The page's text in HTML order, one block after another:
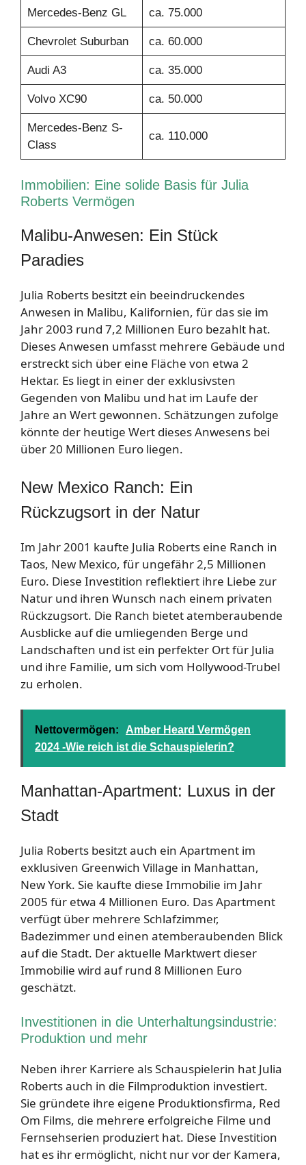
Mercedes-Benz GL ca. 75.000
Chevrolet Suburban ca. 60.000
Audi A3 ca. 35.000
Volvo XC90 ca. 50.000
Mercedes-Benz S-
Class
ca. 110.000
Immobilien: Eine solide Basis für Julia
Roberts Vermögen
Malibu-Anwesen: Ein Stück
Paradies
Julia Roberts besitzt ein beeindruckendes
Anwesen in Malibu, Kalifornien, für das sie im
Jahr 2003 rund 7,2 Millionen Euro bezahlt hat.
Dieses Anwesen umfasst mehrere Gebäude und
erstreckt sich über eine Fläche von etwa 2
Hektar. Es liegt in einer der exklusivsten
Gegenden von Malibu und hat im Laufe der
Jahre an Wert gewonnen. Schätzungen zufolge
könnte der heutige Wert dieses Anwesens bei
über 20 Millionen Euro liegen.
New Mexico Ranch: Ein
Rückzugsort in der Natur
Im Jahr 2001 kaufte Julia Roberts eine Ranch in
Taos, New Mexico, für ungefähr 2,5 Millionen
Euro. Diese Investition reflektiert ihre Liebe zur
Natur und ihren Wunsch nach einem privaten
Rückzugsort. Die Ranch bietet atemberaubende
Ausblicke auf die umliegenden Berge und
Landschaften und ist ein perfekter Ort für Julia
und ihre Familie, um sich vom Hollywood-Trubel
zu erholen.
Nettovermögen:
Amber Heard Vermögen
2024 -Wie reich ist die Schauspielerin?
Manhattan-Apartment: Luxus in der
Stadt
Julia Roberts besitzt auch ein Apartment im
exklusiven Greenwich Village in Manhattan,
New York. Sie kaufte diese Immobilie im Jahr
2005 für etwa 4 Millionen Euro. Das Apartment
verfügt über mehrere Schlafzimmer,
Badezimmer und einen atemberaubenden Blick
auf die Stadt. Der aktuelle Marktwert dieser
Immobilie wird auf rund 8 Millionen Euro
geschätzt.
Investitionen in die Unterhaltungsindustrie:
Produktion und mehr
Neben ihrer Karriere als Schauspielerin hat Julia
Roberts auch in die Filmproduktion investiert.
Sie gründete ihre eigene Produktionsfirma, Red
Om Films, die mehrere erfolgreiche Filme und
Fernsehserien produziert hat. Diese Investition
hat es ihr ermöglicht, nicht nur vor der Kamera,